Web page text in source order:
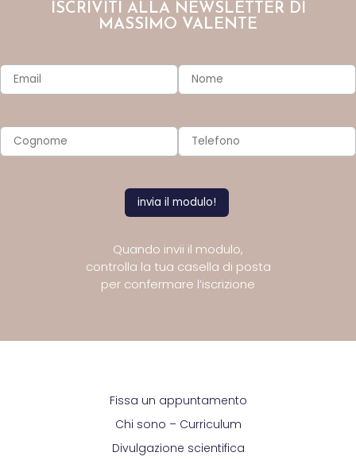
ISCRIVITI ALLA NEWSLETTER DI
MASSIMO VALENTE
Quando invii il modulo,
controlla la tua casella di posta
per confermare l’iscrizione
Fissa un appuntamento
Chi sono – Curriculum
Divulgazione scientifica